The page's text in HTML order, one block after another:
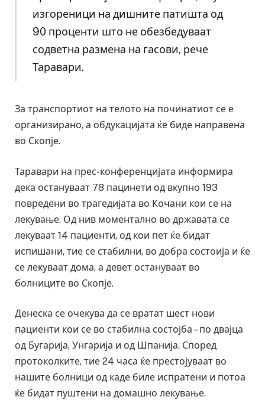
изгореници на дишните патишта од
90 проценти што не обезбедуваат
содветна размена на гасови, рече
Таравари.
За транспортиот на телото на починатиот се е
организирано, а обдукацијата ќе биде направена
во Скопје.
Таравари на прес-конференцијата информира
дека остануваат 78 пацинети од вкупно 193
повредени во трагедијата во Кочани кои се на
лекување. Од нив моментално во државата се
лекуваат 14 пациенти, од кои пет ќе бидат
испишани, тие се стабилни, во добра состоија и ќе
се лекуваат дома, а девет остануваат во
болниците во Скопје.
Денеска се очекува да се вратат шест нови
пациенти кои се во стабилна состојба – по двајца
од Бугарија, Унгарија и од Шпанија. Според
протоколките, тие 24 часа ќе престојуваат во
нашите болници од каде биле испратени и потоа
ќе бидат пуштени на домашно лекување.